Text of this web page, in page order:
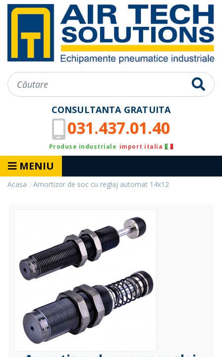
CONSULTANTA GRATUITA
031.437.01.40
Produse industriale import italia
MENIU
Acasa Amortizor de soc cu reglaj automat 14x12